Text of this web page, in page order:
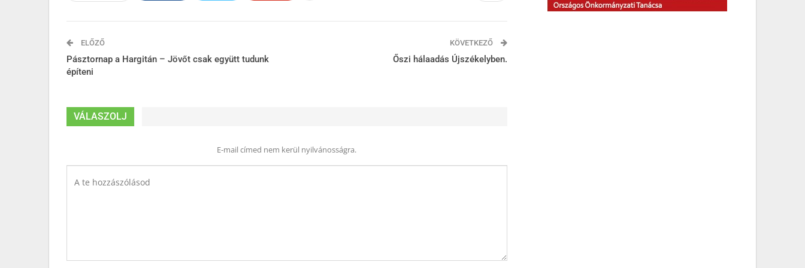
ELŐZŐ
Pásztornap a Hargitán – Jövőt csak együtt tudunk
építeni
KÖVETKEZŐ
Őszi hálaadás Újszékelyben.
VÁLASZOLJ
E-mail címed nem kerül nyilvánosságra.